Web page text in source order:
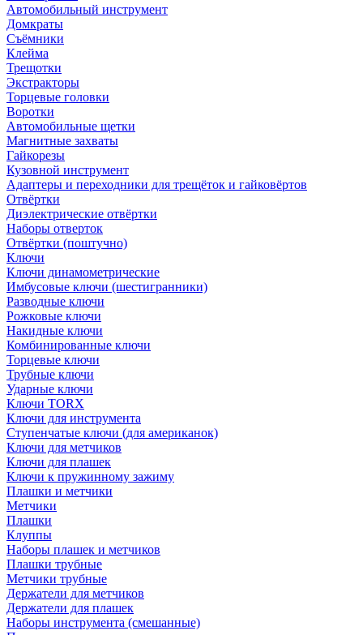
Автомобильный инструмент
Домкраты
Съёмники
Клейма
Трещотки
Экстракторы
Торцевые головки
Воротки
Автомобильные щетки
Магнитные захваты
Гайкорезы
Кузовной инструмент
Адаптеры и переходники для трещёток и гайковёртов
Отвёртки
Диэлектрические отвёртки
Наборы отверток
Отвёртки (поштучно)
Ключи
Ключи динамометрические
Имбусовые ключи (шестигранники)
Разводные ключи
Рожковые ключи
Накидные ключи
Комбинированные ключи
Торцевые ключи
Трубные ключи
Ударные ключи
Ключи TORX
Ключи для инструмента
Ступенчатые ключи (для американок)
Ключи для метчиков
Ключи для плашек
Ключи к пружинному зажиму
Плашки и метчики
Метчики
Плашки
Клуппы
Наборы плашек и метчиков
Плашки трубные
Метчики трубные
Держатели для метчиков
Держатели для плашек
Наборы инструмента (смешанные)